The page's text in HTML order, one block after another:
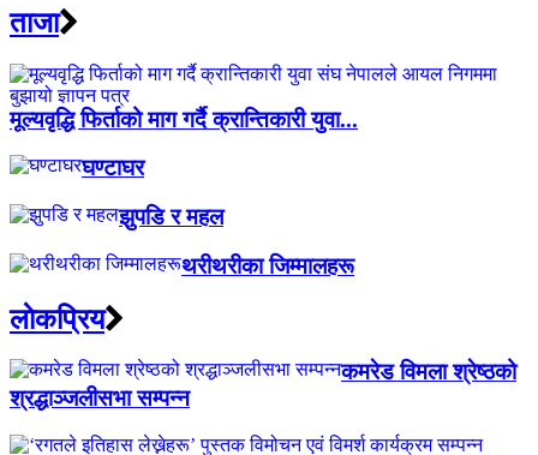
ताजा
मूल्यवृद्धि फिर्ताको माग गर्दै क्रान्तिकारी युवा...
घण्टाघर
झुपडि र महल
थरीथरीका जिम्मालहरू
लाेकप्रिय
कमरेड विमला श्रेष्ठको
श्रद्धाञ्जलीसभा सम्पन्न